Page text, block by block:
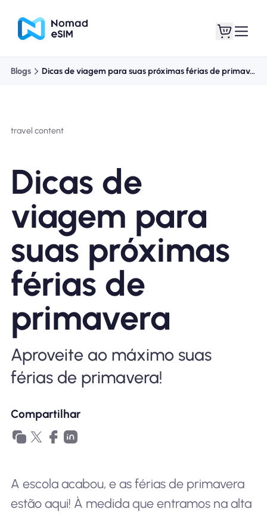
Planos de loja
Sobre o eSIM
Por que Nomad eSIM
Usando um eSIM
Para negócios
Blogs Dicas de viagem para suas próximas férias de primavera
travel content
Dicas de
viagem para
suas próximas
férias de
primavera
Aproveite ao máximo suas
férias de primavera!
Compartilhar
A escola acabou, e as férias de primavera
estão aqui! À medida que entramos na alta